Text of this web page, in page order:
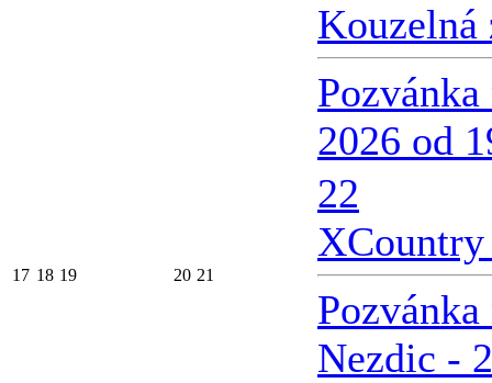
Kouzelná
2026 od
17 18 19 20 21
22
X
Nezdic -